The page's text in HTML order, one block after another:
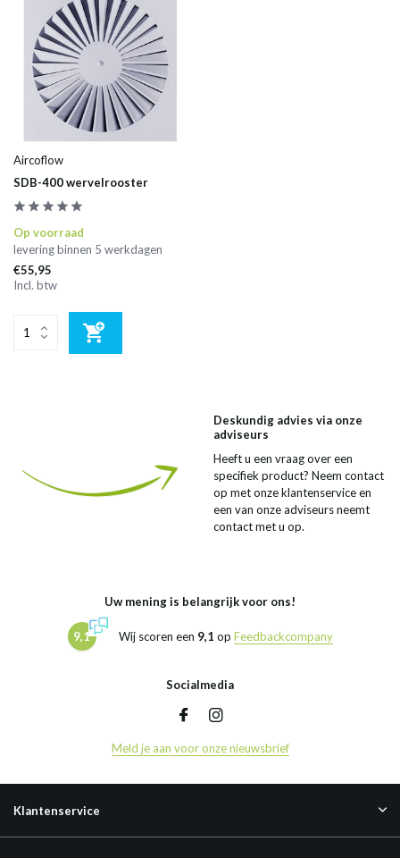
Aircoflow
SDB-400 wervelrooster
Op voorraad
levering binnen 5 werkdagen
€55,95
Incl. btw
Deskundig advies via onze
adviseurs
Heeft u een vraag over een
specifiek product? Neem contact
op met onze klantenservice en
een van onze adviseurs neemt
contact met u op.
Uw mening is belangrijk voor ons!
9,1 Wij scoren een 9,1 op Feedbackcompany
Socialmedia
Meld je aan voor onze nieuwsbrief
Klantenservice